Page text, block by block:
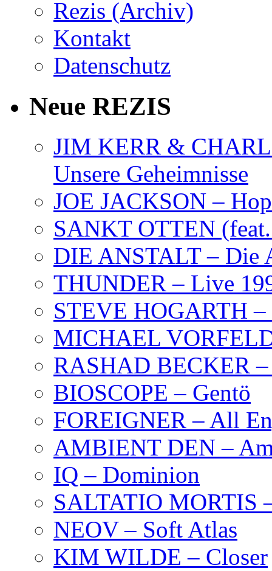
Rezis (Archiv)
Kontakt
Datenschutz
Neue REZIS
JIM KERR &
Unsere Geheimnisse
JOE JACKSON –
SANKT OTTEN
DIE ANSTALT – Die
THUNDER – Live
STEVE HOGARTH –
MICHAEL
RASHAD BECKER
BIOSCOPE – Gentö
FOREIGNER – All
AMBIENT DEN –
IQ – Dominion
SALTATIO MORTIS
NEOV – Soft Atlas
KIM WILDE – Closer